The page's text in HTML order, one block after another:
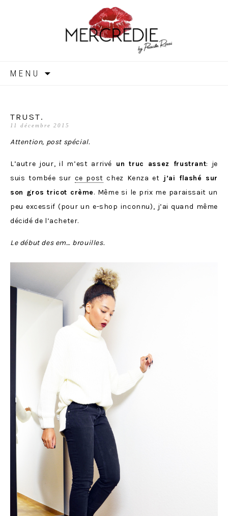
MERCREDIE
MENU
TRUST.
11 décembre 2015
Attention, post spécial.
L’autre jour, il m’est arrivé un truc assez frustrant: je
suis tombée sur ce post chez Kenza et j’ai flashé sur
son gros tricot crème. Même si le prix me paraissait un
peu excessif (pour un e-shop inconnu), j’ai quand même
décidé de l’acheter.
Le début des em… brouilles.